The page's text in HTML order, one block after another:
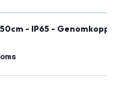
- IP65 - Genomkopplad